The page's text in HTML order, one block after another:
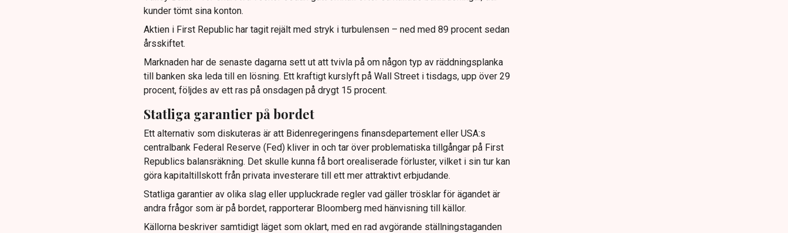
kunder tömt sina konton.
Aktien i First Republic har tagit rejält med stryk i turbulensen – ned med 89 procent sedan
årsskiftet.
Marknaden har de senaste dagarna sett ut att tvivla på om någon typ av räddningsplanka
till banken ska leda till en lösning. Ett kraftigt kurslyft på Wall Street i tisdags, upp över 29
procent, följdes av ett ras på onsdagen på drygt 15 procent.
Statliga garantier på bordet
Ett alternativ som diskuteras är att Bidenregeringens finansdepartement eller USA:s
centralbank Federal Reserve (Fed) kliver in och tar över problematiska tillgångar på First
Republics balansräkning. Det skulle kunna få bort orealiserade förluster, vilket i sin tur kan
göra kapitaltillskott från privata investerare till ett mer attraktivt erbjudande.
Statliga garantier av olika slag eller uppluckrade regler vad gäller trösklar för ägandet är
andra frågor som är på bordet, rapporterar Bloomberg med hänvisning till källor.
Källorna beskriver samtidigt läget som oklart, med en rad avgörande ställningstaganden